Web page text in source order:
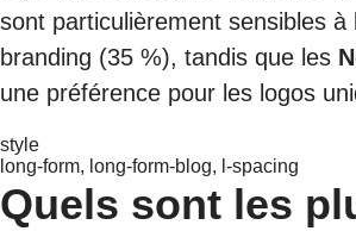
sont particulièrement sensibles à
branding (35 %), tandis que les
une préférence pour les logos
style
long-form, long-form-blog, l-spacing
Quels sont les